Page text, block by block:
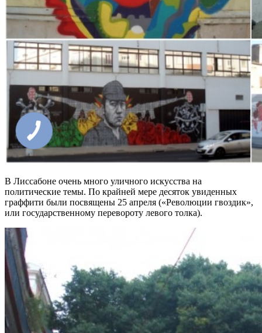
В Лиссабоне очень много уличного искусства на
политические темы. По крайней мере десяток увиденных
граффити были посвящены 25 апреля («Революции гвоздик»,
или государственному перевороту левого толка).